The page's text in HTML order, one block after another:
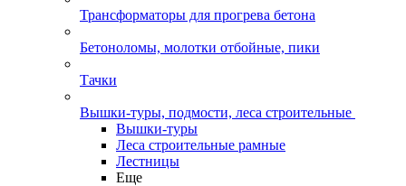
Трансформаторы для прогрева бетона
Бетоноломы, молотки отбойные, пики
Тачки
Вышки-туры, подмости, леса строительные
Вышки-туры
Леса строительные рамные
Лестницы
Еще